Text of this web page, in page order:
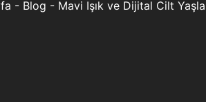
- Blog - Mavi Işık ve Dijital Cilt